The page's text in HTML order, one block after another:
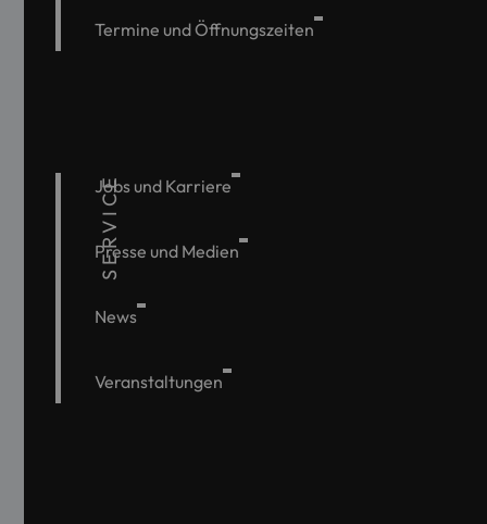
Termine und Öffnungszeiten
SERVICE
Jobs und Karriere
Presse und Medien
News
Veranstaltungen